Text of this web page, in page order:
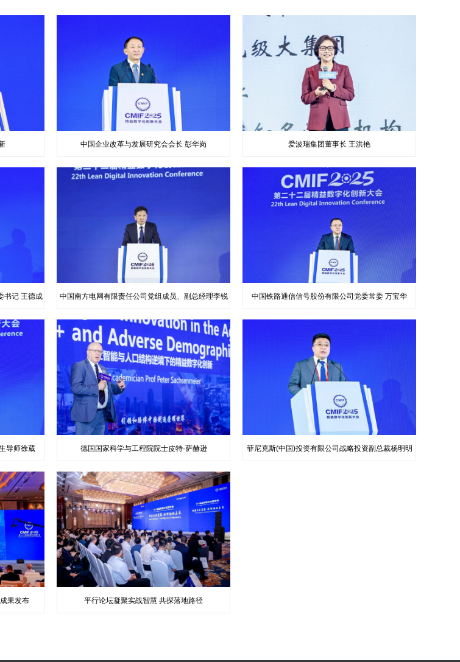
中国企业改革与发展研究会会长 彭华岗 爱波瑞集团董事长 王洪艳
书记 王德成 中国南方电网有限责任公司党组成员、副总经理李锐 中国铁路通信信号股份有限公司党委常委 万宝华
导师徐葳 德国国家科学与工程院院士皮特·萨赫逊 菲尼克斯(中国)投资有限公司战略投资副总裁杨明明
果发布 平行论坛凝聚实战智慧 共探落地路径